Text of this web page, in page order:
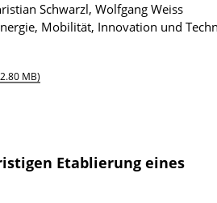
Schwarzl, Wolfgang Weiss
Mobilität, Innovation und
MB)
Etablierung eines